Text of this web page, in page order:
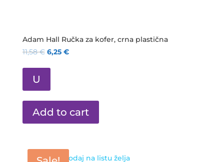
Adam Hall Ručka za kofer, crna plastična
11,58€ 6,25 €
U
Add to cart
Dodaj na listu želja